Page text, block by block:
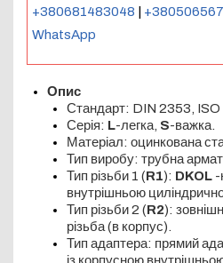
+380681483048
WhatsApp
Опис
Стандарт: DIN 2353, ISO
Серія: L-легка, S-важка.
Матеріал: оцинкована
Тип виробу: трубна
Тип різьби 1 (R1): DKOL -
внутрішньою
Тип різьби 2 (R2):
різьба (в корпус).
Тип адаптера: прямий